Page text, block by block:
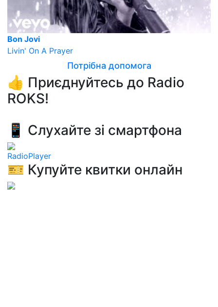
Bon Jovi
Livin' On A Prayer
Потрібна допомога
👍 Приєднуйтесь до Radio
ROKS!
📱 Слухайте зі смартфона
RadioPlayer
🎫 Купуйте квитки онлайн